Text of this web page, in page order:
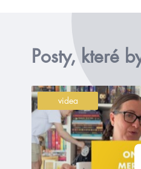
Posty, které
videa